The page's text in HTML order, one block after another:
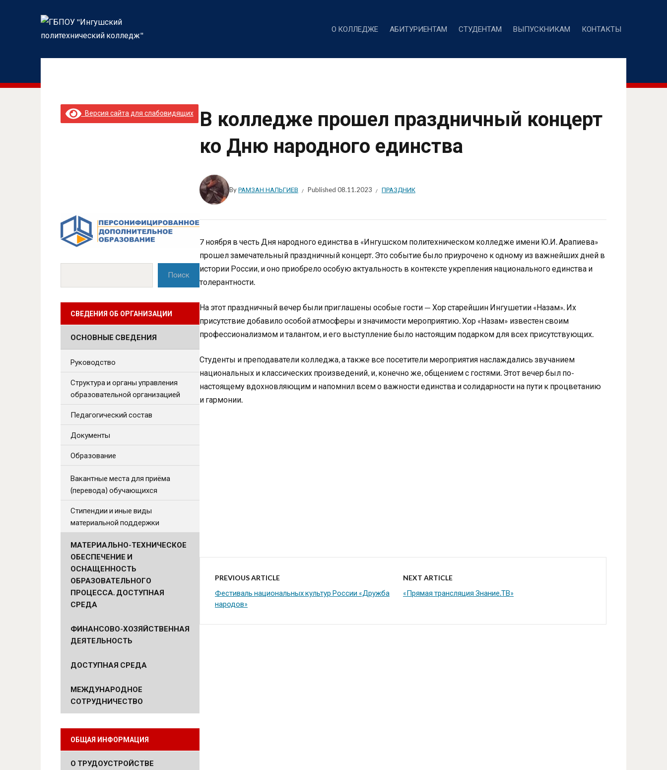
О КОЛЛЕДЖЕ АБИТУРИЕНТАМ СТУДЕНТАМ ВЫПУСКНИКАМ КОНТАКТЫ
В колледже прошел праздничный концерт
ко Дню народного единства
ByРАМЗАН НАЛЬГИЕВ Published 08.11.2023 ПРАЗДНИК
7 ноября в честь Дня народного единства в «Ингушском политехническом колледже имени Ю.И. Арапиева»
прошел замечательный праздничный концерт. Это событие было приурочено к одному из важнейших дней в
истории России, и оно приобрело особую актуальность в контексте укрепления национального единства и
толерантности.
На этот праздничный вечер были приглашены особые гости — Хор старейшин Ингушетии «Назам». Их
присутствие добавило особой атмосферы и значимости мероприятию. Хор «Назам» известен своим
профессионализмом и талантом, и его выступление было настоящим подарком для всех присутствующих.
Студенты и преподаватели колледжа, а также все посетители мероприятия наслаждались звучанием
национальных и классических произведений, и, конечно же, общением с гостями. Этот вечер был по-
настоящему вдохновляющим и напомнил всем о важности единства и солидарности на пути к процветанию
и гармонии.
PREVIOUS ARTICLE
Фестиваль национальных культур России «Дружба
народов»
NEXT ARTICLE
«Прямая трансляция Знание.ТВ»
Версия сайта для слабовидящих
Поиск
СВЕДЕНИЯ ОБ ОРГАНИЗАЦИИ
ОСНОВНЫЕ СВЕДЕНИЯ
Руководство
Структура и органы управления
образовательной организацией
Педагогический состав
Документы
Образование
Вакантные места для приёма
(перевода) обучающихся
Стипендии и иные виды
материальной поддержки
МАТЕРИАЛЬНО-ТЕХНИЧЕСКОЕ
ОБЕСПЕЧЕНИЕ И
ОСНАЩЕННОСТЬ
ОБРАЗОВАТЕЛЬНОГО
ПРОЦЕССА. ДОСТУПНАЯ
СРЕДА
ФИНАНСОВО-ХОЗЯЙСТВЕННАЯ
ДЕЯТЕЛЬНОСТЬ
ДОСТУПНАЯ СРЕДА
МЕЖДУНАРОДНОЕ
СОТРУДНИЧЕСТВО
ОБЩАЯ ИНФОРМАЦИЯ
О ТРУДОУСТРОЙСТВЕ